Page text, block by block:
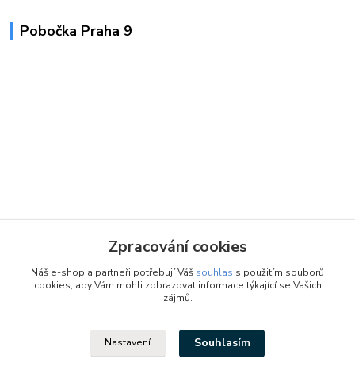
Pobočka Praha 9
Zpracování cookies
Náš e-shop a partneři potřebují Váš souhlas s použitím souborů
cookies, aby Vám mohli zobrazovat informace týkající se Vašich
zájmů.
Nastavení Souhlasím